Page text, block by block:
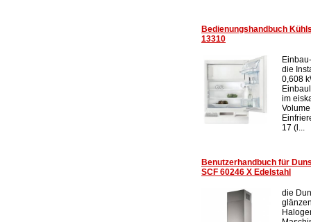
Bedienungshandbuch
13310
die
0,608
im
17 (l...
Benutzerhandbuch für
SCF 60246 X Edelstahl
die